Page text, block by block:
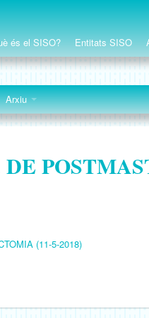
és el SISO? Entitats SISO
Arxiu
(11-5-2018)